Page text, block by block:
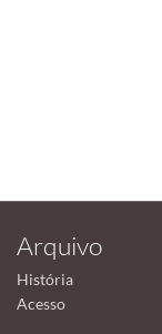
Arquivo
História
Acesso